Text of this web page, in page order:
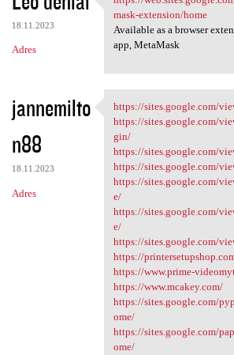
o
m
e
t
a
r
z
e
18.11.2023
Adres
https://
mask-extension/home
Available as a browser
app, MetaMask
jannemilto
n88
18.11.2023
Adres
https://
https://sites.google.com/
https://sites.google.com/
gin/
https://sites.google.com/
https://sites.google.com/
https://sites.google.com/
e/
https://sites.google.com/
e/
https://sites.google.com/
https://
https://www.prime-
https://www.mcakey.com/
https://sites.google.com/
ome/
https://sites.google.com/
ome/